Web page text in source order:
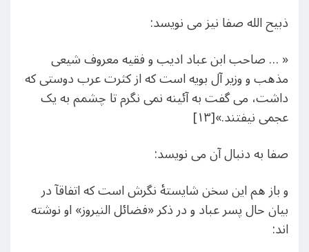
ذبیح الله صفا نیز می نویسد:
« … صاحب ابن عباد ادیب و فقیه معروف شیعی
مذهب و وزیر آل بویه است که از کثرت عرب دوستی که
داشت، می گفت به آئینه نمی نگرم تا چشمم به یک
عجمی نیفتند.»[۱۳]
صفا به دنبال آن می نویسد:
و باز هم این سخن شایستۀ نگرش است که اتفاقآ در
بیان حال پسر عباد و در ذکر «فضائل النیروز» او نوشته
اند: